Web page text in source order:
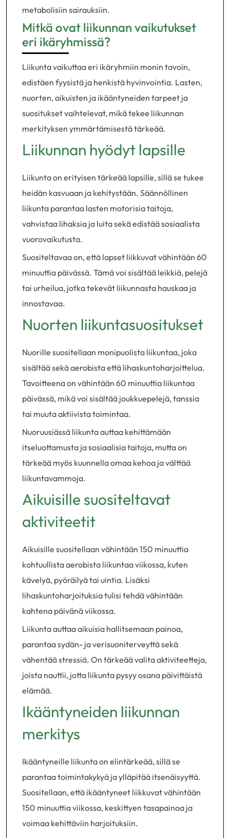
metabolisiin sairauksiin.
Mitkä ovat liikunnan vaikutukset
eri ikäryhmissä?
Liikunta vaikuttaa eri ikäryhmiin monin tavoin,
edistäen fyysistä ja henkistä hyvinvointia. Lasten,
nuorten, aikuisten ja ikääntyneiden tarpeet ja
suositukset vaihtelevat, mikä tekee liikunnan
merkityksen ymmärtämisestä tärkeää.
Liikunnan hyödyt lapsille
Liikunta on erityisen tärkeää lapsille, sillä se tukee
heidän kasvuaan ja kehitystään. Säännöllinen
liikunta parantaa lasten motorisia taitoja,
vahvistaa lihaksia ja luita sekä edistää sosiaalista
vuorovaikutusta.
Suositeltavaa on, että lapset liikkuvat vähintään 60
minuuttia päivässä. Tämä voi sisältää leikkiä, pelejä
tai urheilua, jotka tekevät liikunnasta hauskaa ja
innostavaa.
Nuorten liikuntasuositukset
Nuorille suositellaan monipuolista liikuntaa, joka
sisältää sekä aerobista että lihaskuntoharjoittelua.
Tavoitteena on vähintään 60 minuuttia liikuntaa
päivässä, mikä voi sisältää joukkuepelejä, tanssia
tai muuta aktiivista toimintaa.
Nuoruusiässä liikunta auttaa kehittämään
itseluottamusta ja sosiaalisia taitoja, mutta on
tärkeää myös kuunnella omaa kehoa ja välttää
liikuntavammoja.
Aikuisille suositeltavat
aktiviteetit
Aikuisille suositellaan vähintään 150 minuuttia
kohtuullista aerobista liikuntaa viikossa, kuten
kävelyä, pyöräilyä tai uintia. Lisäksi
lihaskuntoharjoituksia tulisi tehdä vähintään
kahtena päivänä viikossa.
Liikunta auttaa aikuisia hallitsemaan painoa,
parantaa sydän- ja verisuoniterveyttä sekä
vähentää stressiä. On tärkeää valita aktiviteetteja,
joista nauttii, jotta liikunta pysyy osana päivittäistä
elämää.
Ikääntyneiden liikunnan
merkitys
Ikääntyneille liikunta on elintärkeää, sillä se
parantaa toimintakykyä ja ylläpitää itsenäisyyttä.
Suositellaan, että ikääntyneet liikkuvat vähintään
150 minuuttia viikossa, keskittyen tasapainoa ja
voimaa kehittäviin harjoituksiin.